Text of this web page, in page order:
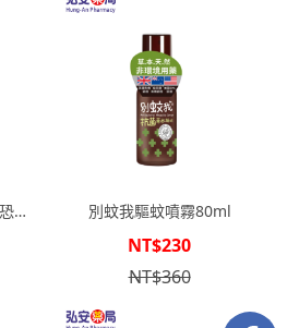
龍
別蚊我驅蚊噴霧80ml
NT$230
NT$360